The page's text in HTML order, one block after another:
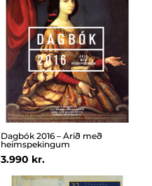
Dagbók 2016 – Árið með
heimspekingum
3.990 kr.